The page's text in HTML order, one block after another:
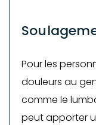
Pour les
douleurs au
comme le
peut apporter